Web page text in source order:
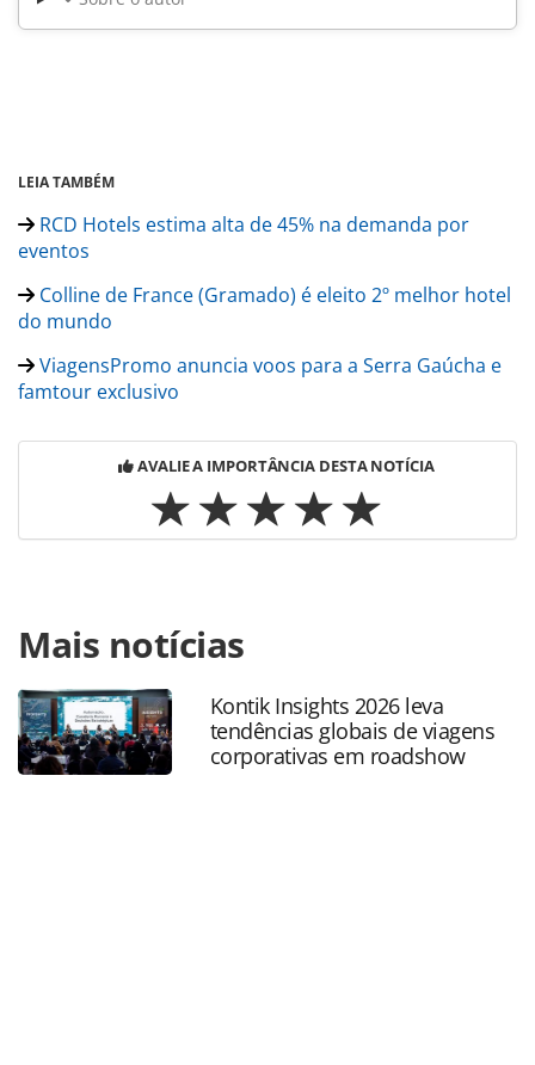
LEIA TAMBÉM
RCD Hotels estima alta de 45% na demanda por
eventos
Colline de France (Gramado) é eleito 2º melhor hotel
do mundo
ViagensPromo anuncia voos para a Serra Gaúcha e
famtour exclusivo
AVALIE A IMPORTÂNCIA DESTA NOTÍCIA
https://www.panrotas.com.br/hotelaria/mercado/2022/
rock-cafe-gramado-sera-unidade-de-treinamento-da-
marca_189532.html ou as ferramentas oferecidas na
página. Todo o conteúdo produzido pela PANROTAS
Editora é protegido pela legislação brasileira sobre direito
autoral. Não reproduza o conteúdo sem autorização da
Mais notícias
Kontik Insights 2026 leva
tendências globais de viagens
corporativas em roadshow